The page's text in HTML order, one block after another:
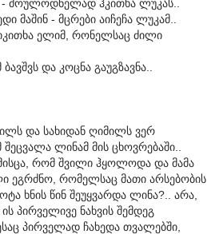
მოულოდნელად ჰკითხა ლუკას..
მაშინ - მცრები აიჩეჩა ლუკამ..
ელიმ, რონელსაც ძილი
და კოცნა გაუგზავნა..
და სახიდან ღიმილს ვერ
ლინამ მის ცხოვრებაში..
მისცა, რომ შვილი ჰყოლოდა და მამა
ეგრძნო, რომელსაც მათი არსებობის
ხნის წინ შეუყვარდა ლინა?.. არა,
პირველივე ნახვის შემდეგ
პირველად ჩახედა თვალებში,